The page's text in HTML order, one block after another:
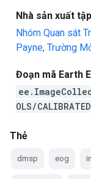
Nhà sản xuất
Nhóm Quan sát
Payne, Trường
Đoạn mã Earth
OLS/
Thẻ
dmsp eog